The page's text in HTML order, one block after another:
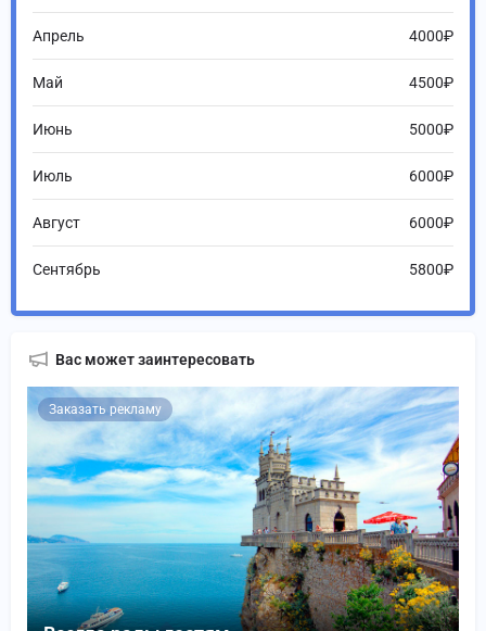
Апрель 4000₽
Май 4500₽
Июнь 5000₽
Июль 6000₽
Август 6000₽
Сентябрь 5800₽
Вас может заинтересовать
Заказать рекламу